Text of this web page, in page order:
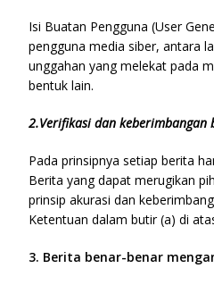
Isi Buatan Pengguna (User
pengguna media siber, antara
unggahan yang melekat pada
bentuk lain.
2.Verifikasi dan keberimbangan
Pada prinsipnya setiap berita
Berita yang dapat merugikan
prinsip akurasi dan
Ketentuan dalam butir (a) di
3. Berita benar-benar